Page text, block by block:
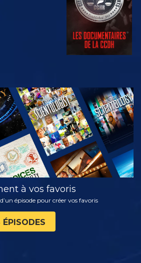
DÉCOUVRIR
LES SÉRIES
à vos favoris
épisode pour créer vos favoris